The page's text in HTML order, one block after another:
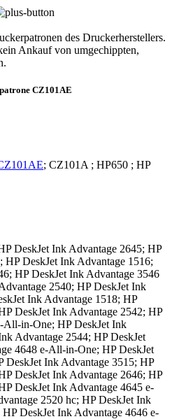
des Druckerherstellers.
Ankauf von umgechippten,
CZ101AE
; CZ101A ; HP650 ; HP
DeskJet Ink Advantage 2645; HP
HP DeskJet Ink Advantage 1516;
HP DeskJet Ink Advantage 3546
2540; HP DeskJet Ink
Ink Advantage 1518; HP
DeskJet Ink Advantage 2542; HP
All-in-One; HP DeskJet Ink
Advantage 2544; HP DeskJet
4648 e-All-in-One; HP DeskJet
DeskJet Ink Advantage 3515; HP
DeskJet Ink Advantage 2646; HP
DeskJet Ink Advantage 4645 e-
2520 hc; HP DeskJet Ink
DeskJet Ink Advantage 4646 e-